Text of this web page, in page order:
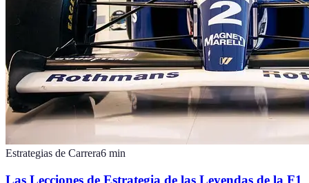
Estrategias de Carrera6 min
Las Lecciones de Estrategia de las Leyendas de la F1